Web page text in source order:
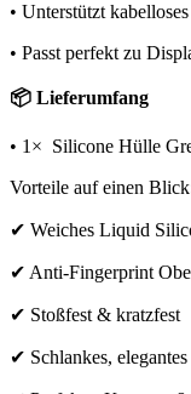
• Unterstützt
• Passt perfekt zu
📦 Lieferumfang
• 1× Silicone Hülle
Vorteile auf einen
✔ Weiches Liquid
✔ Anti-Fingerprint
✔ Stoßfest & kratzfest
✔ Schlankes,